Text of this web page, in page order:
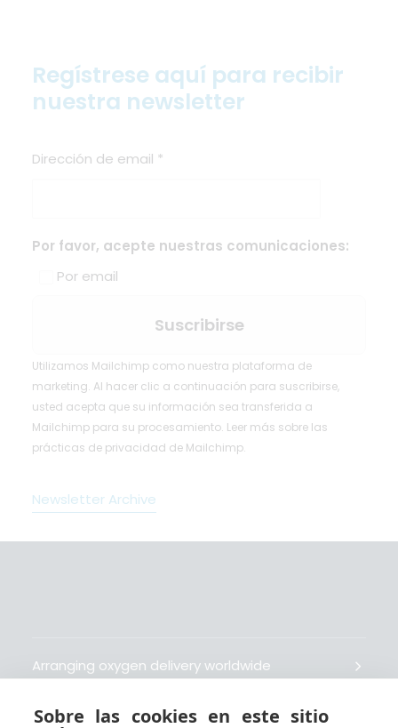
Regístrese aquí para recibir
nuestra newsletter
Dirección de email *
Por favor, acepte nuestras comunicaciones:
Por email
Utilizamos Mailchimp como nuestra plataforma de
marketing. Al hacer clic a continuación para suscribirse,
usted acepta que su información sea transferida a
Mailchimp para su procesamiento. Leer más sobre las
prácticas de privacidad de Mailchimp.
Newsletter Archive
Arranging oxygen delivery worldwide
Fait livrer de l’oxygène dans le monde entier
Sobre las cookies en este sitio